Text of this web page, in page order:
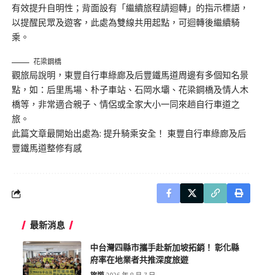
有效提升自明性；背面設有「繼續旅程請迴轉」的指示標語，
以提醒民眾及遊客，此處為雙線共用起點，可迴轉後繼續騎
乘。
花梁鋼橋
觀旅局說明，東豐自行車綠廊及后豐鐵馬道周邊有多個知名景
點，如：后里馬場、朴子車站、石岡水壩、花梁鋼橋及情人木
橋等，非常適合親子、情侶或全家大小一同來趟自行車道之
旅。
此篇文章最開始出處為: 提升騎乘安全！ 東豐自行車綠廊及后
豐鐵馬道整修有感
最新消息
中台灣四縣市攜手赴新加坡拓銷！ 彰化縣
府率在地業者共推深度旅遊